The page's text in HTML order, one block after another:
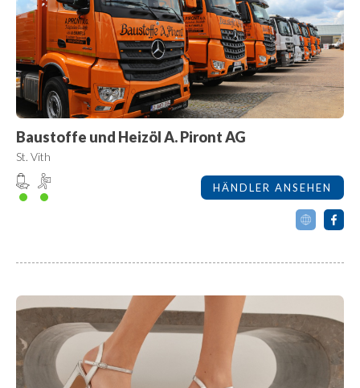
Baustoffe und Heizöl A. Piront AG
St. Vith
HÄNDLER ANSEHEN